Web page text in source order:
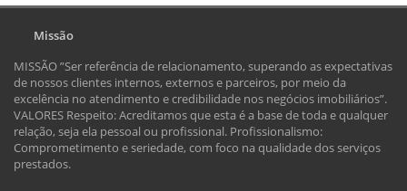
Missão
MISSÃO ”Ser referência de relacionamento, superando as expectativas
de nossos clientes internos, externos e parceiros, por meio da
excelência no atendimento e credibilidade nos negócios imobiliários”.
VALORES Respeito: Acreditamos que esta é a base de toda e qualquer
relação, seja ela pessoal ou profissional. Profissionalismo:
Comprometimento e seriedade, com foco na qualidade dos serviços
prestados.